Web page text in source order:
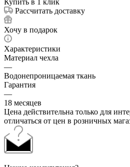
Рассчитать доставку
Хочу в подарок
Характеристики
Материал чехла
—
Водонепроницаемая ткань
Гарантия
—
18 месяцев
Цена действительна только для
отличаться от цен в розничных